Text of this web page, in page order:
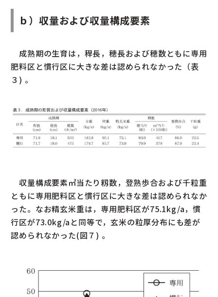
ｂ）収量および収量構成要素
成熟期の生育は，稈長，穂長および穂数ともに専用
肥料区と慣行区に大きな差は認められなかった（表
３) 。
収量構成要素㎡当たり籾数，登熟歩合および千粒重
ともに専用肥料区と慣行区に大きな差は認められなか
った。なお精玄米重は，専用肥料区が75.1kg/a，慣
行区が73.0kg/aと同等で，玄米の粒厚分布にも差が
認められなかった(図７) 。